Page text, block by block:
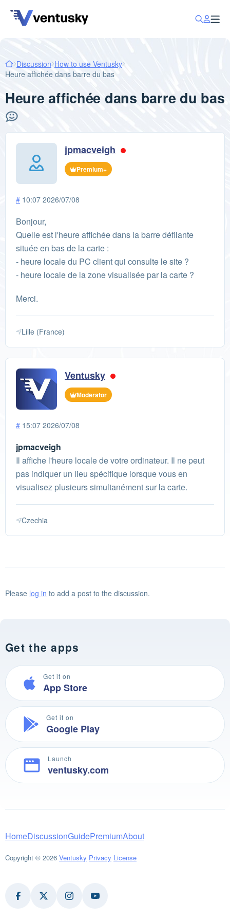
Discussion How to use Ventusky
Heure affichée dans barre du bas
Heure affichée dans barre du bas
jpmacveigh
Premium+
# 10:07 2026/07/08
Bonjour,
Quelle est l'heure affichée dans la barre défilante
située en bas de la carte :
- heure locale du PC client qui consulte le site ?
- heure locale de la zone visualisée par la carte ?
Merci.
Lille (France)
Ventusky
Moderator
# 15:07 2026/07/08
jpmacveigh
Il affiche l'heure locale de votre ordinateur. Il ne peut
pas indiquer un lieu spécifique lorsque vous en
visualisez plusieurs simultanément sur la carte.
Czechia
Please log in to add a post to the discussion.
Get the apps
Get it on
App Store
Get it on
Google Play
Launch
ventusky.com
HomeDiscussionGuidePremiumAbout
Copyright © 2026 Ventusky Privacy License